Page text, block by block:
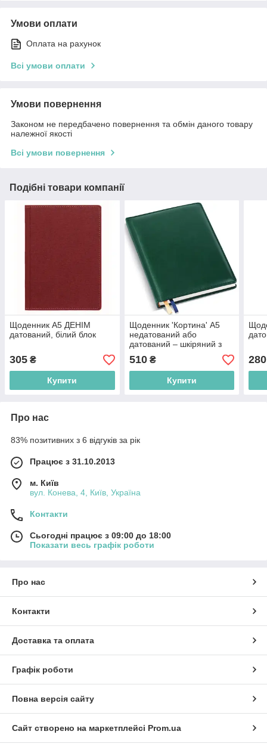
Умови оплати
Оплата на рахунок
Всі умови оплати
Умови повернення
Законом не передбачено повернення та обмін даного товару
належної якості
Всі умови повернення
Подібні товари компанії
Щоденник А5 ДЕНІМ
датований, білий блок
305 ₴
Купити
Щоденник 'Кортина' А5
недатований або
датований – шкіряний з
тисненням
510₴
Купити
280
Про нас
83% позитивних з 6 відгуків за рік
Працює з 31.10.2013
м. Київ
вул. Конева, 4, Київ, Україна
Контакти
Сьогодні працює з 09:00 до 18:00
Показати весь графік роботи
Про нас
Контакти
Доставка та оплата
Графік роботи
Повна версія сайту
Сайт створено на маркетплейсі Prom.ua